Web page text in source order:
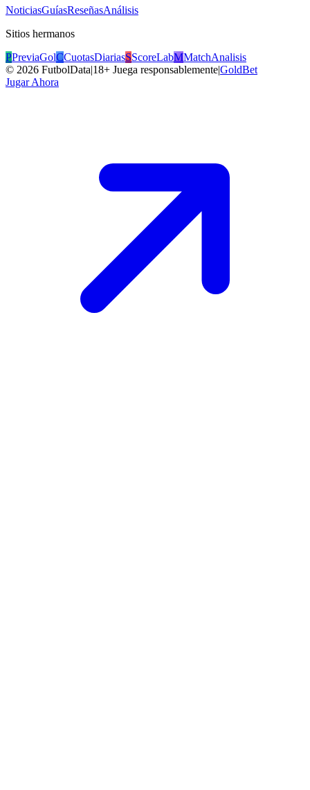
NoticiasGuíasReseñasAnálisis
Sitios hermanos
PPreviaGolCCuotasDiariasSScoreLabMMatchAnalisis
© 2026 FutbolData|18+ Juega responsablemente|GoldBet
Jugar Ahora